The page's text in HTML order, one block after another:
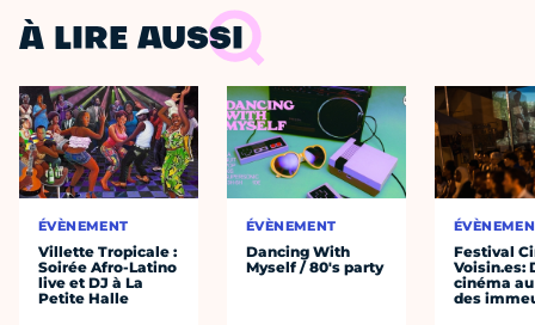
À LIRE AUSSI
ÉVÈNEMENT
Villette Tropicale :
Soirée Afro-Latino
live et DJ à La
Petite Halle
ÉVÈNEMENT
Dancing With
Myself / 80's party
Festival
Voisin.es:
cinéma
des